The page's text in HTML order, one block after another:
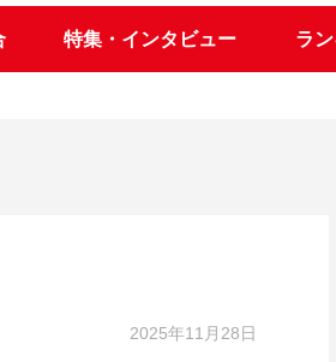
特集・インタビュー ラ
2025年11月28日